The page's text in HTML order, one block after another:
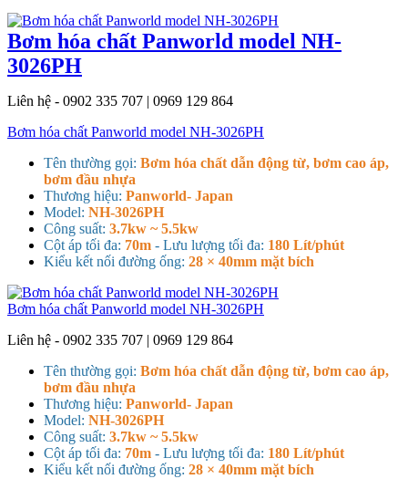
Bơm hóa chất Panworld model NH-
3026PH
Liên hệ - 0902 335 707 | 0969 129 864
Bơm hóa chất Panworld model NH-3026PH
Tên thường gọi: Bơm hóa chất dẫn động từ, bơm cao áp,
bơm đầu nhựa
Thương hiệu: Panworld- Japan
Model: NH-3026PH
Công suất: 3.7kw ~ 5.5kw
Cột áp tối đa: 70m - Lưu lượng tối đa: 180 Lít/phút
Kiểu kết nối đường ống: 28 × 40mm mặt bích
Bơm hóa chất Panworld model NH-3026PH
Liên hệ - 0902 335 707 | 0969 129 864
Tên thường gọi: Bơm hóa chất dẫn động từ, bơm cao áp,
bơm đầu nhựa
Thương hiệu: Panworld- Japan
Model: NH-3026PH
Công suất: 3.7kw ~ 5.5kw
Cột áp tối đa: 70m - Lưu lượng tối đa: 180 Lít/phút
Kiểu kết nối đường ống: 28 × 40mm mặt bích